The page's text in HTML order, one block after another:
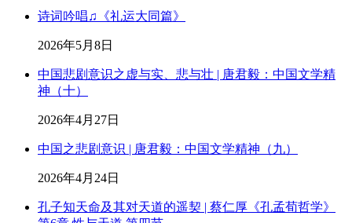
诗词吟唱♫《礼运大同篇》
2026年5月8日
中国悲剧意识之虚与实、悲与壮 | 唐君毅：中国文学精
神（十）
2026年4月27日
中国之悲剧意识 | 唐君毅：中国文学精神（九）
2026年4月24日
孔子知天命及其对天道的遥契 | 蔡仁厚《孔孟荀哲学》